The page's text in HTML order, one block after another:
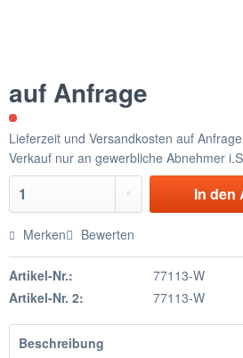
auf Anfrage
Lieferzeit und Versandkosten auf Anfrage
Verkauf nur an gewerbliche Abnehmer
In den
Merken Bewerten
Artikel-Nr.:
77113-W
Artikel-Nr. 2:
77113-W
Beschreibung